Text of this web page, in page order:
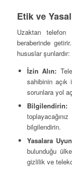
Etik ve
Uzaktan
beraberinde
hususlar şunlardır:
İzin Alın:
sahibinin
sorunlara yol
Bilgilendirin:
bilgilendirin.
Yasalara
bulunduğu
gizlilik ve